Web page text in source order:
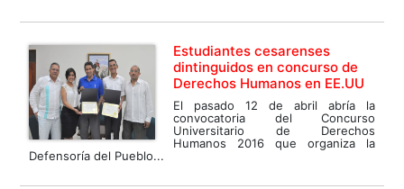
Estudiantes cesarenses
dintinguidos en concurso de
Derechos Humanos en EE.UU
El pasado 12 de abril abría la
convocatoria del Concurso
Universitario de Derechos
Humanos 2016 que organiza la
Defensoría del Pueblo...